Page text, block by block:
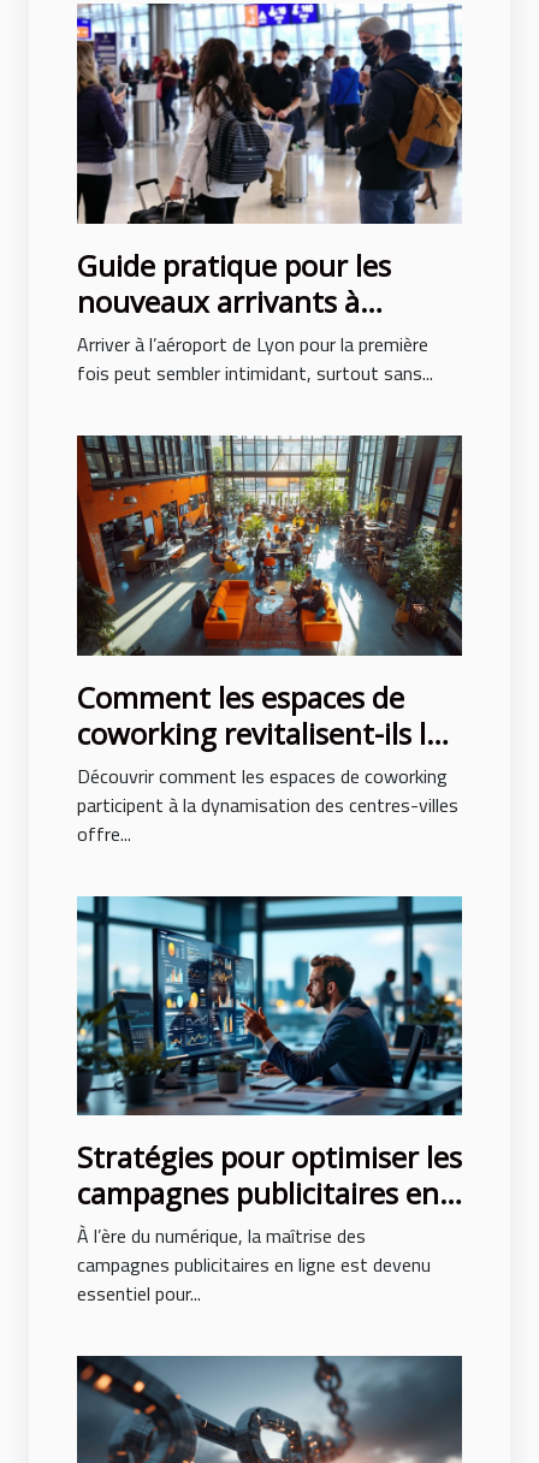
Guide pratique pour les
nouveaux arrivants à
l’aéroport de Lyon
Arriver à l’aéroport de Lyon pour la première
fois peut sembler intimidant, surtout sans...
Comment les espaces de
coworking revitalisent-ils les
centres-villes ?
Découvrir comment les espaces de coworking
participent à la dynamisation des centres-villes
offre...
Stratégies pour optimiser les
campagnes publicitaires en
ligne
À l’ère du numérique, la maîtrise des
campagnes publicitaires en ligne est devenu
essentiel pour...